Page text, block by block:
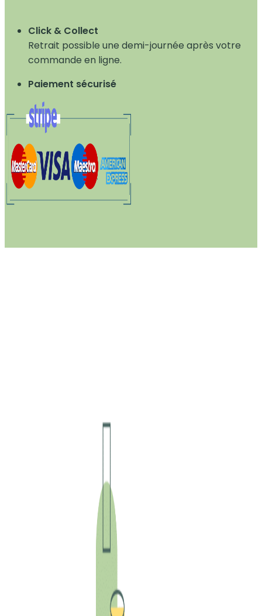
Click & Collect
Retrait possible une demi-journée après votre
commande en ligne.
Paiement sécurisé